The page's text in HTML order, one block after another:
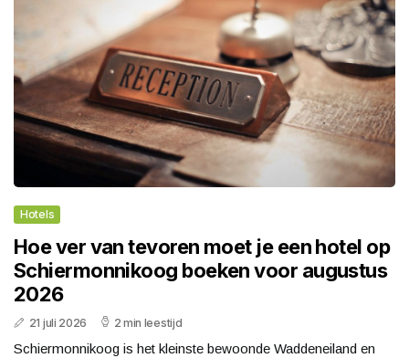
Hotels
Hoe ver van tevoren moet je een hotel op
Schiermonnikoog boeken voor augustus
2026
21 juli 2026 2 min leestijd
Schiermonnikoog is het kleinste bewoonde Waddeneiland en